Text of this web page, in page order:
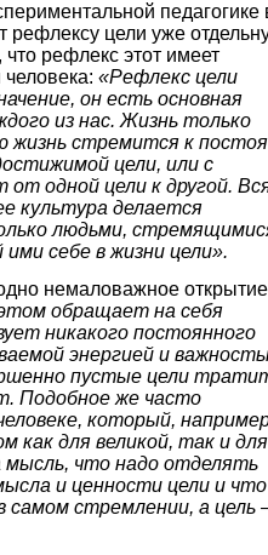
педагогике
рефлексу цели уже
рефлекс этот имеет
«Рефлекс цели
он есть основная
из нас. Жизнь только
жизнь стремится к
цели, или с
одной цели к другой.
культура делается
людьми,
себе в жизни цели».
немаловажное
обращает на себя
никакого постоянного
энергией и
пустые цели
Подобное же часто
который,
как для великой, так и для
что надо отделять
и ценности цели и что
самом стремлении, а цель